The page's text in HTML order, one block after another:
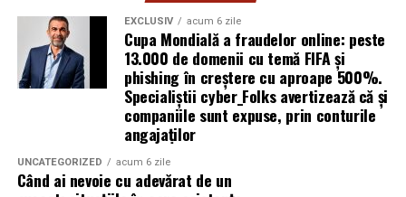
EXCLUSIV acum 6 zile
Cupa Mondială a fraudelor online: peste
13.000 de domenii cu temă FIFA și
phishing în creștere cu aproape 500%.
Specialiștii cyber_Folks avertizează că și
companiile sunt expuse, prin conturile
angajaților
UNCATEGORIZED acum 6 zile
Când ai nevoie cu adevărat de un